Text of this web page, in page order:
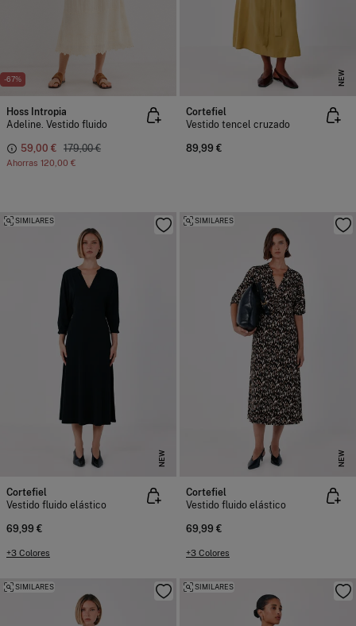
-67%
Hoss Intropia
Adeline. Vestido fluido
59,00 € 179,00 €
Ahorras 120,00 €
NEW
Cortefiel
Vestido tencel cruzado
89,99 €
NEW
SIMILARES
Cortefiel
Vestido fluido elástico
69,99 €
+3 Colores
NEW
SIMILARES
Cortefiel
Vestido fluido elástico
69,99 €
+3 Colores
SIMILARES SIMILARES